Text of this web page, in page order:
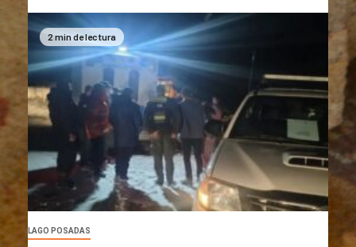
2 min de lectura
LAGO POSADAS